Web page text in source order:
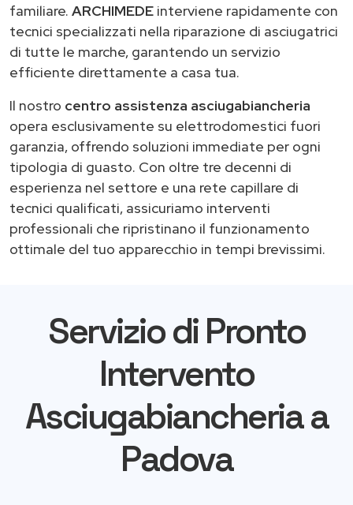
familiare. ARCHIMEDE interviene rapidamente con
tecnici specializzati nella riparazione di asciugatrici
di tutte le marche, garantendo un servizio
efficiente direttamente a casa tua.
Il nostro centro assistenza asciugabiancheria
opera esclusivamente su elettrodomestici fuori
garanzia, offrendo soluzioni immediate per ogni
tipologia di guasto. Con oltre tre decenni di
esperienza nel settore e una rete capillare di
tecnici qualificati, assicuriamo interventi
professionali che ripristinano il funzionamento
ottimale del tuo apparecchio in tempi brevissimi.
Servizio di Pronto
Intervento
Asciugabiancheria a
Padova